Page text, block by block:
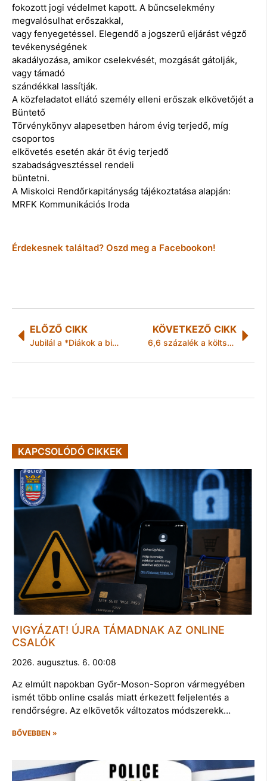
fokozott jogi védelmet kapott. A bűncselekmény
megvalósulhat erőszakkal,
vagy fenyegetéssel. Elegendő a jogszerű eljárást végző
tevékenységének
akadályozása, amikor cselekvését, mozgását gátolják,
vagy támadó
szándékkal lassítják.
A közfeladatot ellátó személy elleni erőszak elkövetőjét a
Büntető
Törvénykönyv alapesetben három évig terjedő, míg
csoportos
elkövetés esetén akár öt évig terjedő
szabadságvesztéssel rendeli
büntetni.
A Miskolci Rendőrkapitányság tájékoztatása alapján:
MRFK Kommunikációs Iroda
Érdekesnek találtad? Oszd meg a Facebookon!
ELŐZŐ CIKK
Jubilál a *Diákok a biztonságért* akció Ózdon
KÖVETKEZŐ CIKK
6,6 százalék a költségvetés negyedéves hiánya
KAPCSOLÓDÓ CIKKEK
VIGYÁZAT! ÚJRA TÁMADNAK AZ ONLINE
CSALÓK
2026. augusztus. 6. 00:08
Az elmúlt napokban Győr-Moson-Sopron vármegyében
ismét több online csalás miatt érkezett feljelentés a
rendőrségre. Az elkövetők változatos módszerekk…
BŐVEBBEN »